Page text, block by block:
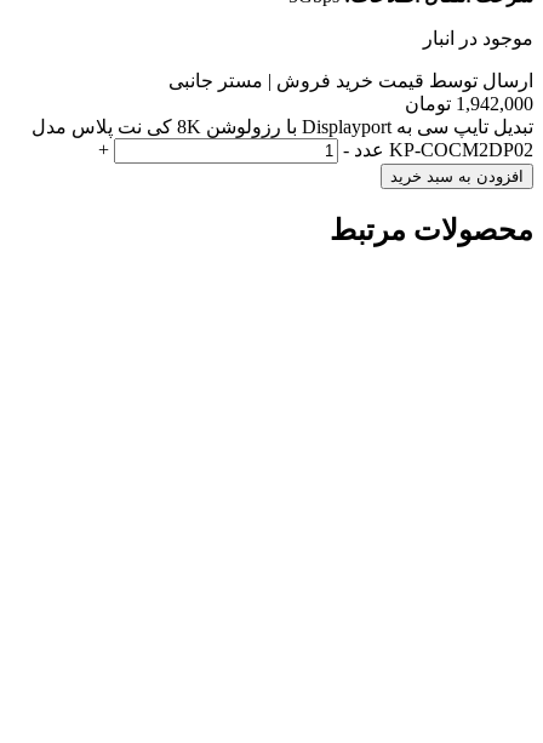
موجود در انبار
ارسال توسط قیمت خرید فروش | مستر جانبی
1,942,000 تومان
تبدیل تایپ سی به Displayport با رزولوشن 8K کی نت پلاس مدل
KP-COCM2DP02 عدد
-
+
افزودن به سبد خرید
محصولات مرتبط